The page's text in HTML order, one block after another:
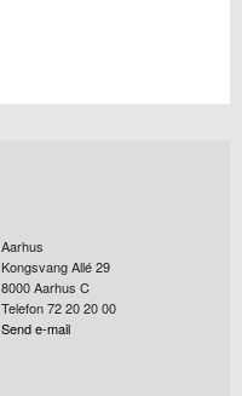
Aarhus
Kongsvang Allé 29
8000Aarhus C
Telefon 72 20 20 00
Send e-mail